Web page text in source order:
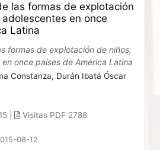
las formas de explotación
en once
Latina
formas de explotación de niños,
once países de América Latina
Constanza, Durán Ibatá Óscar
| Visitas PDF 2788
08-12